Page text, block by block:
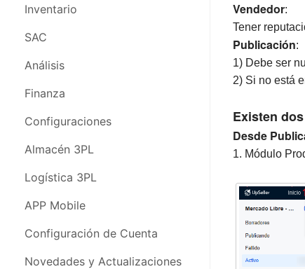
SAC
Análisis
Finanza
Configuraciones
Almacén 3PL
Logística 3PL
APP Movil
Webinars
FAQs & Problemas Frecuentes
Inventario
SAC
Análisis
Finanza
Configuraciones
Almacén 3PL
Logística 3PL
APP Mobile
Configuración de Cuenta
Novedades y Actualizaciones
Vendedor:
Tener
Publicación:
1) Debe ser
2) Si no está
Existen
Desde
1. Módulo